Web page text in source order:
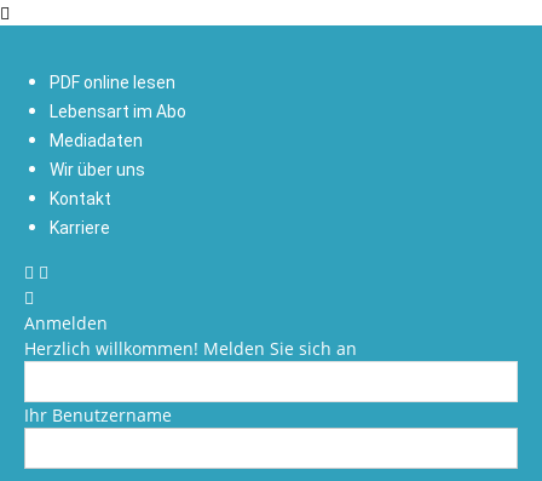
PDF online lesen
Lebensart im Abo
Mediadaten
Wir über uns
Kontakt
Karriere
Anmelden
Herzlich willkommen! Melden Sie sich an
Ihr Benutzername